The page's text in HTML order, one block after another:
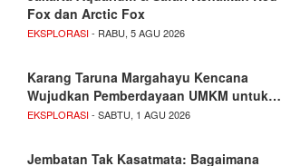
Fox dan Arctic Fox
EKSPLORASI- RABU, 5 AGU 2026
Karang Taruna Margahayu Kencana
Wujudkan Pemberdayaan UMKM untuk…
EKSPLORASI- SABTU, 1 AGU 2026
Jembatan Tak Kasatmata: Bagaimana